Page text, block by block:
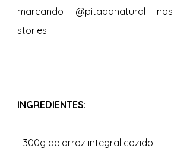
marcando @pitadanatural nos
stories!
INGREDIENTES:
- 300g de arroz integral cozido